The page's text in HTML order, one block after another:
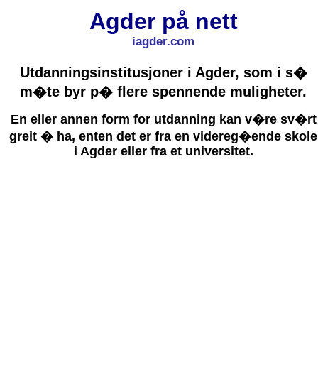
Agder på nett
iagder.com
Utdanningsinstitusjoner i Agder, som i s�
m�te byr p� flere spennende muligheter.
En eller annen form for utdanning kan v�re sv�rt
greit � ha, enten det er fra en videreg�ende skole
i Agder eller fra et universitet.